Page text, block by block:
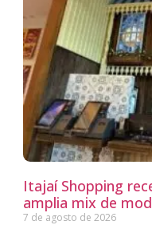
Itajaí Shopping
amplia mix de
7 de agosto de 2026